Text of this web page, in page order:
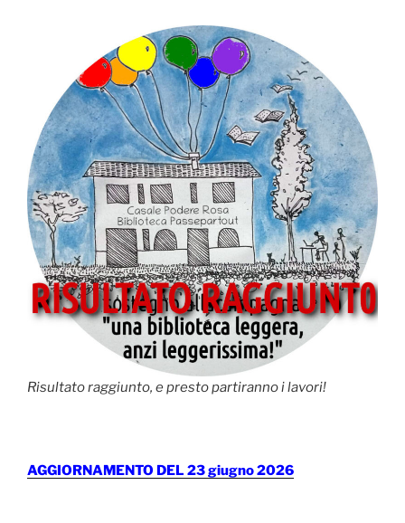
Risultato raggiunto, e presto partiranno i lavori!
AGGIORNAMENTO DEL 23 giugno 2026